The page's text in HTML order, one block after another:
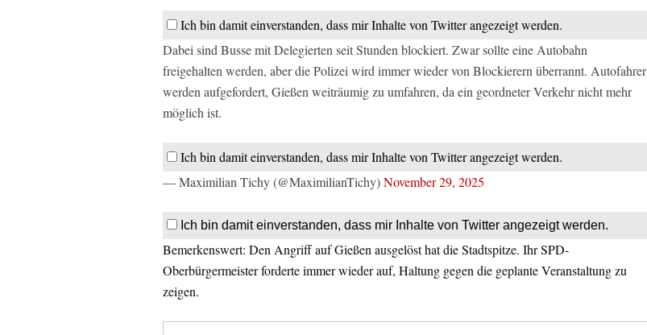
Ich bin damit einverstanden, dass mir Inhalte von Twitter angezeigt werden.
Dabei sind Busse mit Delegierten seit Stunden blockiert. Zwar sollte eine Autobahn
freigehalten werden, aber die Polizei wird immer wieder von Blockierern überrannt. Autofahrer
werden aufgefordert, Gießen weiträumig zu umfahren, da ein geordneter Verkehr nicht mehr
möglich ist.
Ich bin damit einverstanden, dass mir Inhalte von Twitter angezeigt werden.
— Maximilian Tichy (@MaximilianTichy)November 29, 2025
Ich bin damit einverstanden, dass mir Inhalte von Twitter angezeigt werden.
Bemerkenswert: Den Angriff auf Gießen ausgelöst hat die Stadtspitze. Ihr SPD-
Oberbürgermeister forderte immer wieder auf, Haltung gegen die geplante Veranstaltung zu
zeigen.